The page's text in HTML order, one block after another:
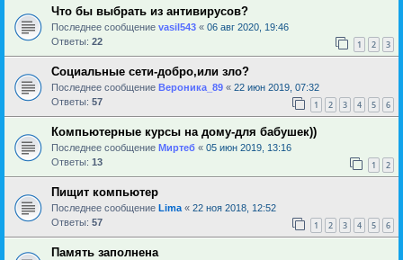
Что бы выбрать из антивирусов?
Последнее сообщение vasil543 « 06 авг 2020, 19:46
Ответы: 22 1 2 3
Социальные сети-добро,или зло?
Последнее сообщение Вероника_89 « 22 июн 2019, 07:32
Ответы: 57 1 2 3 4 5 6
Компьютерные курсы на дому-для бабушек))
Последнее сообщение Миртеб « 05 июн 2019, 13:16
Ответы: 13 1 2
Пищит компьютер
Последнее сообщение Lima « 22 ноя 2018, 12:52
Ответы: 57 1 2 3 4 5 6
Память заполнена